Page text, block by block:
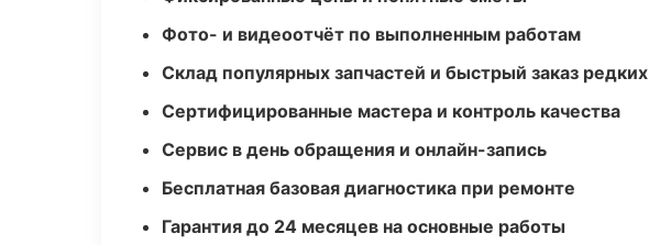
Фото- и видеоотчёт по выполненным работам
Склад популярных запчастей и быстрый заказ редких
Сертифицированные мастера и контроль качества
Сервис в день обращения и онлайн-запись
Бесплатная базовая диагностика при ремонте
Гарантия до 24 месяцев на основные работы